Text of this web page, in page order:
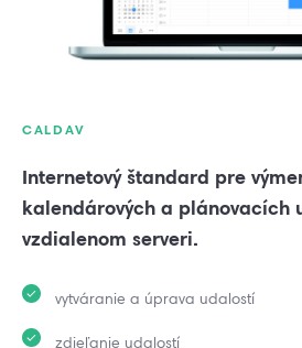
CALDAV
Internetový štandard pre
kalendárových a plánovacích
vzdialenom serveri.
vytváranie a úprava udalostí
zdieľanie udalostí